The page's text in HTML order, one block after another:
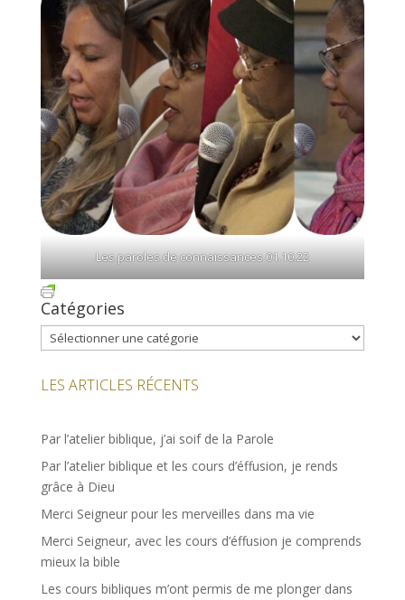
Les paroles de connaissances 01.10.22
Catégories
Catégories
LES ARTICLES RÉCENTS
Par l’atelier biblique, j’ai soif de la Parole
Par l’atelier biblique et les cours d’éffusion, je rends
grâce à Dieu
Merci Seigneur pour les merveilles dans ma vie
Merci Seigneur, avec les cours d’éffusion je comprends
mieux la bible
Les cours bibliques m’ont permis de me plonger dans